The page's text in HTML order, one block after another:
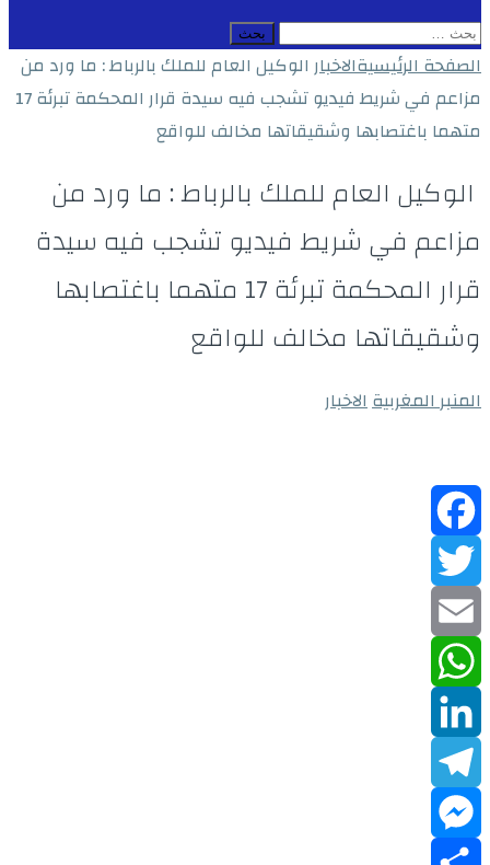
البحث
عن:
الصفحة الرئيسيةالاخبار الوكيل العام للملك بالرباط : ما ورد من
مزاعم في شريط فيديو تشجب فيه سيدة قرار المحكمة تبرئة 17
متهما باغتصابها وشقيقاتها مخالف للواقع
الوكيل العام للملك بالرباط : ما ورد من
مزاعم في شريط فيديو تشجب فيه سيدة
قرار المحكمة تبرئة 17 متهما باغتصابها
وشقيقاتها مخالف للواقع
المنبر المغربيةالاخبار
Facebook
Twitter
Email
WhatsApp
LinkedIn
Telegram